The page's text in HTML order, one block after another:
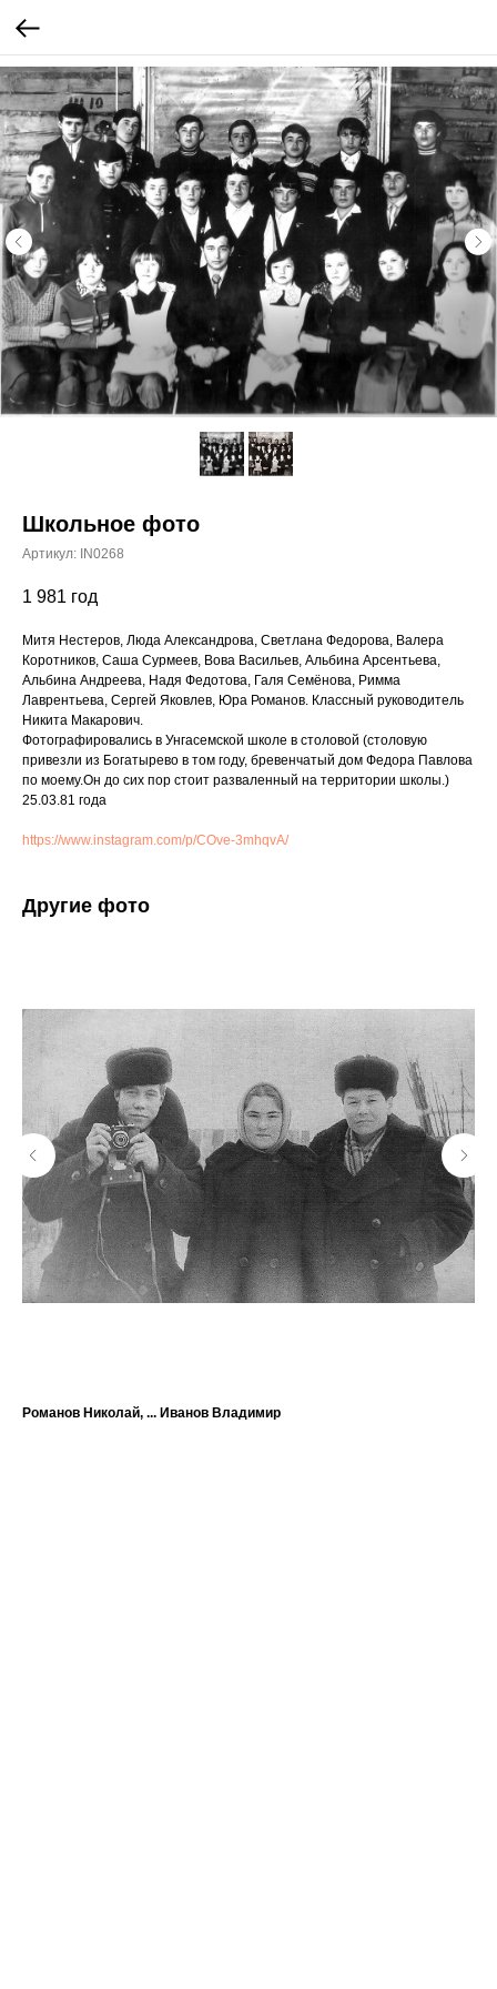
Школьное фото
Артикул: IN0268
1 981 год
Митя Нестеров, Люда Александрова, Светлана Федорова, Валера
Коротников, Саша Сурмеев, Вова Васильев, Альбина Арсентьева,
Альбина Андреева, Надя Федотова, Галя Семёнова, Римма
Лаврентьева, Сергей Яковлев, Юра Романов. Классный руководитель
Никита Макарович.
Фотографировались в Унгасемской школе в столовой (столовую
привезли из Богатырево в том году, бревенчатый дом Федора Павлова
по моему.Он до сих пор стоит разваленный на территории школы.)
25.03.81 года
https://www.instagram.com/p/COve-3mhqvA/
Другие фото
Романов Николай, ... Иванов Владимир